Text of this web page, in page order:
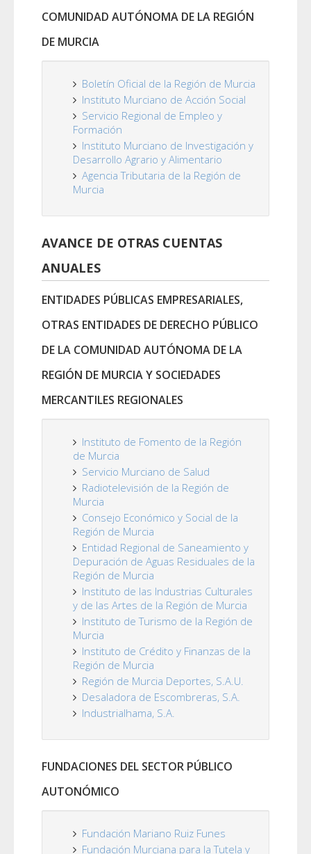
COMUNIDAD AUTÓNOMA DE LA REGIÓN
DE MURCIA
Boletín Oficial de la Región de Murcia
Instituto Murciano de Acción Social
Servicio Regional de Empleo y
Formación
Instituto Murciano de Investigación y
Desarrollo Agrario y Alimentario
Agencia Tributaria de la Región de
Murcia
AVANCE DE OTRAS CUENTAS
ANUALES
ENTIDADES PÚBLICAS EMPRESARIALES,
OTRAS ENTIDADES DE DERECHO PÚBLICO
DE LA COMUNIDAD AUTÓNOMA DE LA
REGIÓN DE MURCIA Y SOCIEDADES
MERCANTILES REGIONALES
Instituto de Fomento de la Región
de Murcia
Servicio Murciano de Salud
Radiotelevisión de la Región de
Murcia
Consejo Económico y Social de la
Región de Murcia
Entidad Regional de Saneamiento y
Depuración de Aguas Residuales de la
Región de Murcia
Instituto de las Industrias Culturales
y de las Artes de la Región de Murcia
Instituto de Turismo de la Región de
Murcia
Instituto de Crédito y Finanzas de la
Región de Murcia
Región de Murcia Deportes, S.A.U.
Desaladora de Escombreras, S.A.
Industrialhama, S.A.
FUNDACIONES DEL SECTOR PÚBLICO
AUTONÓMICO
Fundación Mariano Ruiz Funes
Fundación Murciana para la Tutela y